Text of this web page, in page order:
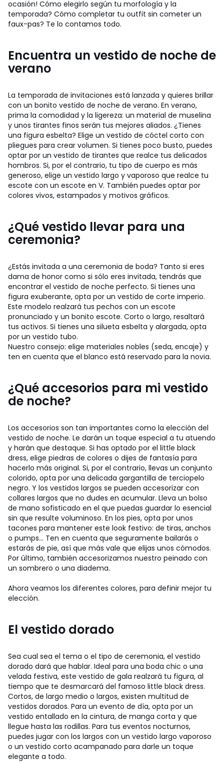
ocasión! Cómo elegirlo según tu morfología y la
temporada? Cómo completar tu outfit sin cometer un
faux-pas? Te lo contamos todo.
Encuentra un vestido de noche de
verano
La temporada de invitaciones está lanzada y quieres brillar
con un bonito vestido de noche de verano. En verano,
prima la comodidad y la ligereza: un material de muselina
y unos tirantes finos serán tus mejores aliados. ¿Tienes
una figura esbelta? Elige un vestido de cóctel corto con
pliegues para crear volumen. Si tienes poco busto, puedes
optar por un vestido de tirantes que realce tus delicados
hombros. Si, por el contrario, tu tipo de cuerpo es más
generoso, elige un vestido largo y vaporoso que realce tu
escote con un escote en V. También puedes optar por
colores vivos, estampados y motivos gráficos.
¿Qué vestido llevar para una
ceremonia?
¿Estás invitada a una ceremonia de boda? Tanto si eres
dama de honor como si sólo eres invitada, tendrás que
encontrar el vestido de noche perfecto. Si tienes una
figura exuberante, opta por un vestido de corte imperio.
Este modelo realzará tus pechos con un escote
pronunciado y un bonito escote. Corto o largo, resaltará
tus activos. Si tienes una silueta esbelta y alargada, opta
por un vestido tubo.
Nuestro consejo: elige materiales nobles (seda, encaje) y
ten en cuenta que el blanco está reservado para la novia.
¿Qué accesorios para mi vestido
de noche?
Los accesorios son tan importantes como la elección del
vestido de noche. Le darán un toque especial a tu atuendo
y harán que destaque. Si has optado por el little black
dress, elige piedras de colores o dijes de fantasía para
hacerlo más original. Si, por el contrario, llevas un conjunto
colorido, opta por una delicada gargantilla de terciopelo
negro. Y los vestidos largos se pueden accesorizar con
collares largos que no dudes en acumular. Lleva un bolso
de mano sofisticado en el que puedas guardar lo esencial
sin que resulte voluminoso. En los pies, opta por unos
tacones para mantener este look festivo: de tiras, anchos
o pumps... Ten en cuenta que seguramente bailarás o
estarás de pie, así que más vale que elijas unos cómodos.
Por último, también accesorizamos nuestro peinado con
un sombrero o una diadema.
Ahora veamos los diferentes colores, para definir mejor tu
elección.
El vestido dorado
Sea cual sea el tema o el tipo de ceremonia, el vestido
dorado dará que hablar. Ideal para una boda chic o una
velada festiva, este vestido de gala realzará tu figura, al
tiempo que te desmarcará del famoso little black dress.
Cortos, de largo medio o largos, existen multitud de
vestidos dorados. Para un evento de día, opta por un
vestido entallado en la cintura, de manga corta y que
llegue hasta las rodillas. Para tus eventos nocturnos,
puedes jugar con los largos con un vestido largo vaporoso
o un vestido corto acampanado para darle un toque
elegante a todo.